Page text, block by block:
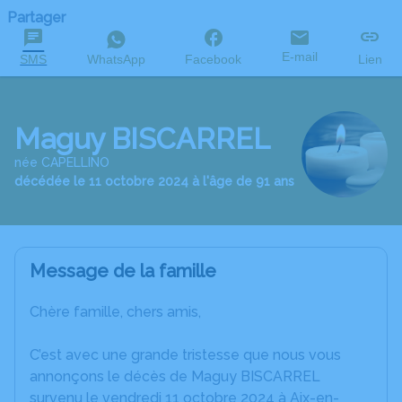
Partager
SMS WhatsApp Facebook E-mail Lien
Maguy BISCARREL
née CAPELLINO
décédée le 11 octobre 2024 à l'âge de 91 ans
Message de la famille
Chère famille, chers amis,
C’est avec une grande tristesse que nous vous
annonçons le décès de Maguy BISCARREL
survenu le vendredi 11 octobre 2024 à Aix-en-